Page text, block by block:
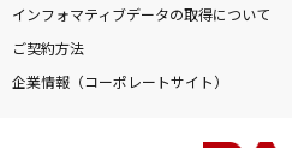
インフォマティブデータの取得について
ご契約方法
企業情報（コーポレートサイト）